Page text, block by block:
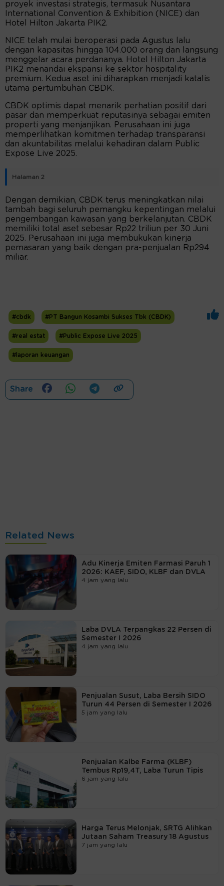
proyek investasi strategis, termasuk Nusantara
International Convention & Exhibition (NICE) dan
Hotel Hilton Jakarta PIK2.
NICE telah mulai beroperasi pada Agustus lalu
dengan kapasitas hingga 104.000 orang dan langsung
menggelar acara perdananya. Hotel Hilton Jakarta
PIK2 menandai ekspansi ke sektor hospitality
premium. Kedua aset ini diharapkan menjadi katalis
utama pertumbuhan CBDK.
CBDK optimis dapat menarik perhatian positif dari
pasar dan memperkuat reputasinya sebagai emiten
properti yang menjanjikan. Perusahaan ini juga
memperlihatkan komitmen terhadap transparansi
dan akuntabilitas melalui kehadiran dalam Public
Expose Live 2025.
Halaman 2
Dengan demikian, CBDK terus meningkatkan nilai
tambah bagi seluruh pemangku kepentingan melalui
pengembangan kawasan yang berkelanjutan. CBDK
memiliki total aset sebesar Rp22 triliun per 30 Juni
2025. Perusahaan ini juga membukukan kinerja
pemasaran yang baik dengan pra-penjualan Rp294
miliar.
#cbdk #PT Bangun Kosambi Sukses Tbk (CBDK)
#real estat #Public Expose Live 2025
#laporan keuangan
Share
Related News
Adu Kinerja Emiten Farmasi Paruh 1
2026: KAEF, SIDO, KLBF dan DVLA
4 jam yang lalu
Laba DVLA Terpangkas 22 Persen di
Semester I 2026
4 jam yang lalu
Penjualan Susut, Laba Bersih SIDO
Turun 44 Persen di Semester I 2026
5 jam yang lalu
Penjualan Kalbe Farma (KLBF)
Tembus Rp19,4T, Laba Turun Tipis
6 jam yang lalu
Harga Terus Melonjak, SRTG Alihkan
Jutaan Saham Treasury 18 Agustus
7 jam yang lalu